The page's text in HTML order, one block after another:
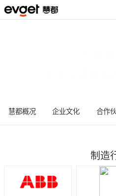
慧都概况 企业文化 合作
制造